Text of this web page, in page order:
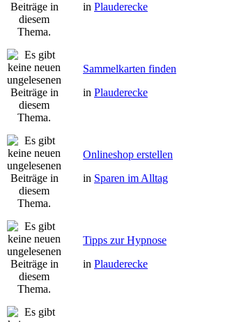
in Plauderecke
Sammelkarten finden
in Plauderecke
Onlineshop erstellen
in Sparen im Alltag
Tipps zur Hypnose
in Plauderecke